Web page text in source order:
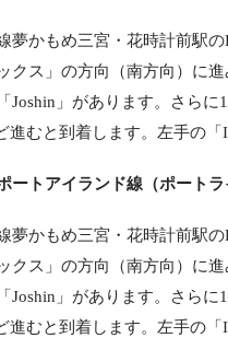
夢かもめ三宮・花時計前駅
クス」の方向（南方向）に
Joshin」があります。さら
進むと到着します。左手の「
ートアイランド線（ポートラ
夢かもめ三宮・花時計前駅
クス」の方向（南方向）に
Joshin」があります。さら
進むと到着します。左手の「